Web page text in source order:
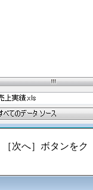
次へ］ボタンをク